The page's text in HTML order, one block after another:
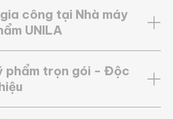
công tại Nhà máy
UNILA
phẩm trọn gói - Độc